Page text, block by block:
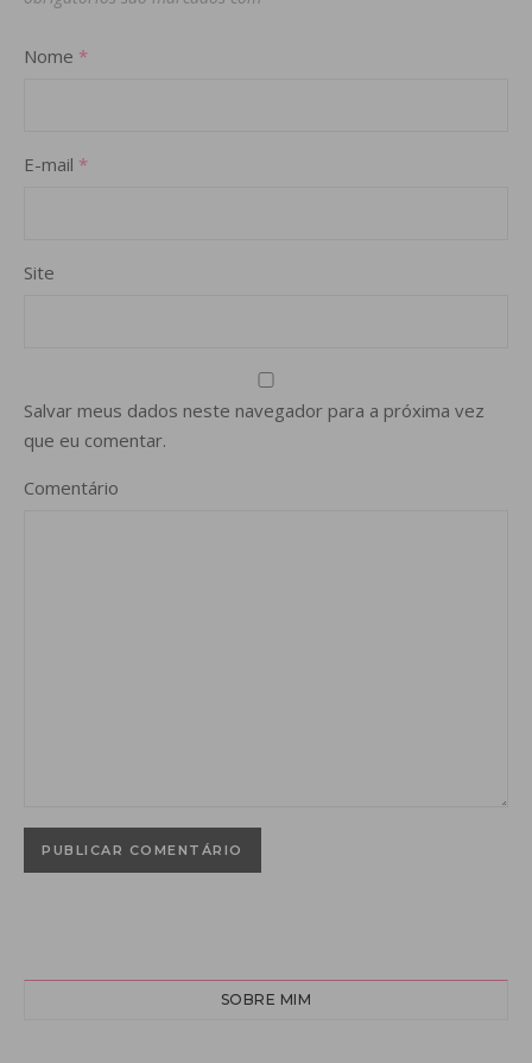
Nome *
E-mail *
Site
Salvar meus dados neste navegador para a próxima vez
que eu comentar.
Comentário
SOBRE MIM